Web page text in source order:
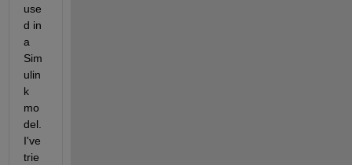
use
d in
a
Sim
ulin
k
mo
del.
I've
trie